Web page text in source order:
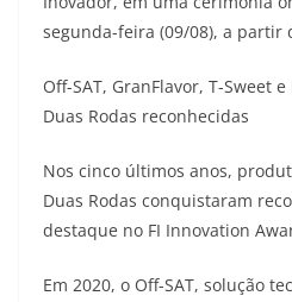
segunda-feira (09/08), a partir
Off-SAT, GranFlavor, T-Sweet
Duas Rodas reconhecidas
Nos cinco últimos anos,
Duas Rodas conquistaram
destaque no FI Innovation
Em 2020, o Off-SAT, solução